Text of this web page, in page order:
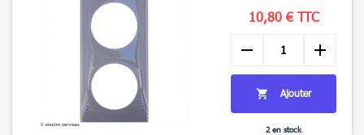
10,80 € TTC
remove add
 Ajouter
2 en stock